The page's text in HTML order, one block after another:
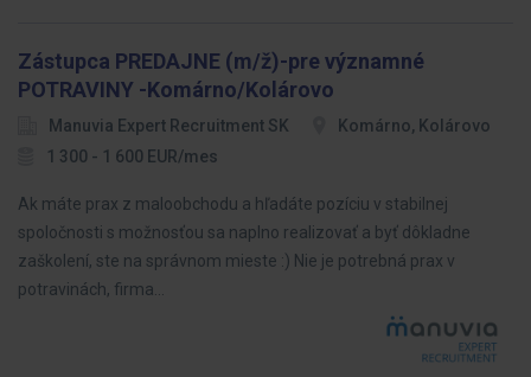
Zástupca PREDAJNE (m/ž)-pre významné
POTRAVINY -Komárno/Kolárovo
Manuvia Expert Recruitment SK
Komárno, Kolárovo
1 300 - 1 600 EUR/mes
Ak máte prax z maloobchodu a hľadáte pozíciu v stabilnej
spoločnosti s možnosťou sa naplno realizovať a byť dôkladne
zaškolení, ste na správnom mieste :) Nie je potrebná prax v
potravinách, firma…